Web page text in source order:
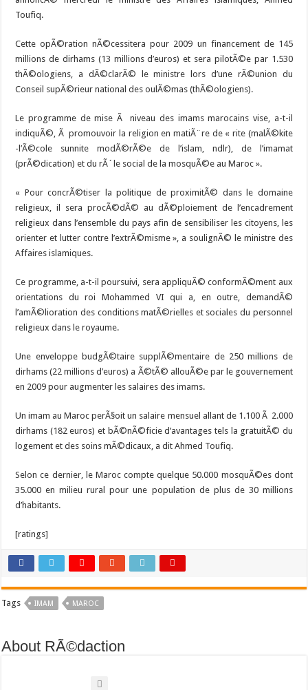
Toufiq.
Cette opÃ©ration nÃ©cessitera pour 2009 un financement de 145
millions de dirhams (13 millions d’euros) et sera pilotÃ©e par 1.530
thÃ©ologiens, a dÃ©clarÃ© le ministre lors d’une rÃ©union du
Conseil supÃ©rieur national des oulÃ©mas (thÃ©ologiens).
Le programme de mise Ã niveau des imams marocains vise, a-t-il
indiquÃ©, Ã promouvoir la religion en matiÃ¨re de « rite (malÃ©kite
-l’Ã©cole sunnite modÃ©rÃ©e de l’islam, ndlr), de l’imamat
(prÃ©dication) et du rÃ´le social de la mosquÃ©e au Maroc ».
« Pour concrÃ©tiser la politique de proximitÃ© dans le domaine
religieux, il sera procÃ©dÃ© au dÃ©ploiement de l’encadrement
religieux dans l’ensemble du pays afin de sensibiliser les citoyens, les
orienter et lutter contre l’extrÃ©misme », a soulignÃ© le ministre des
Affaires islamiques.
Ce programme, a-t-il poursuivi, sera appliquÃ© conformÃ©ment aux
orientations du roi Mohammed VI qui a, en outre, demandÃ©
l’amÃ©lioration des conditions matÃ©rielles et sociales du personnel
religieux dans le royaume.
Une enveloppe budgÃ©taire supplÃ©mentaire de 250 millions de
dirhams (22 millions d’euros) a Ã©tÃ© allouÃ©e par le gouvernement
en 2009 pour augmenter les salaires des imams.
Un imam au Maroc perÃ§oit un salaire mensuel allant de 1.100 Ã 2.000
dirhams (182 euros) et bÃ©nÃ©ficie d’avantages tels la gratuitÃ© du
logement et des soins mÃ©dicaux, a dit Ahmed Toufiq.
Selon ce dernier, le Maroc compte quelque 50.000 mosquÃ©es dont
35.000 en milieu rural pour une population de plus de 30 millions
d’habitants.
[ratings]
Tags IMAM MAROC
About RÃ©daction